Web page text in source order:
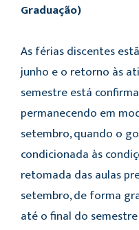
Graduação)
As férias discentes
junho e o retorno às
semestre está
permanecendo em
setembro, quando o
condicionada às
retomada das aulas
setembro, de forma
até o final do